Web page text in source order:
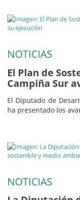
NOTICIAS
El Plan de
Campiña Sur
El Diputado de
ha presentado los
NOTICIAS